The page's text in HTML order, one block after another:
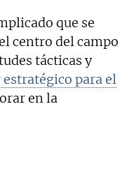
que se
centro del campo
tácticas y
para el
en la